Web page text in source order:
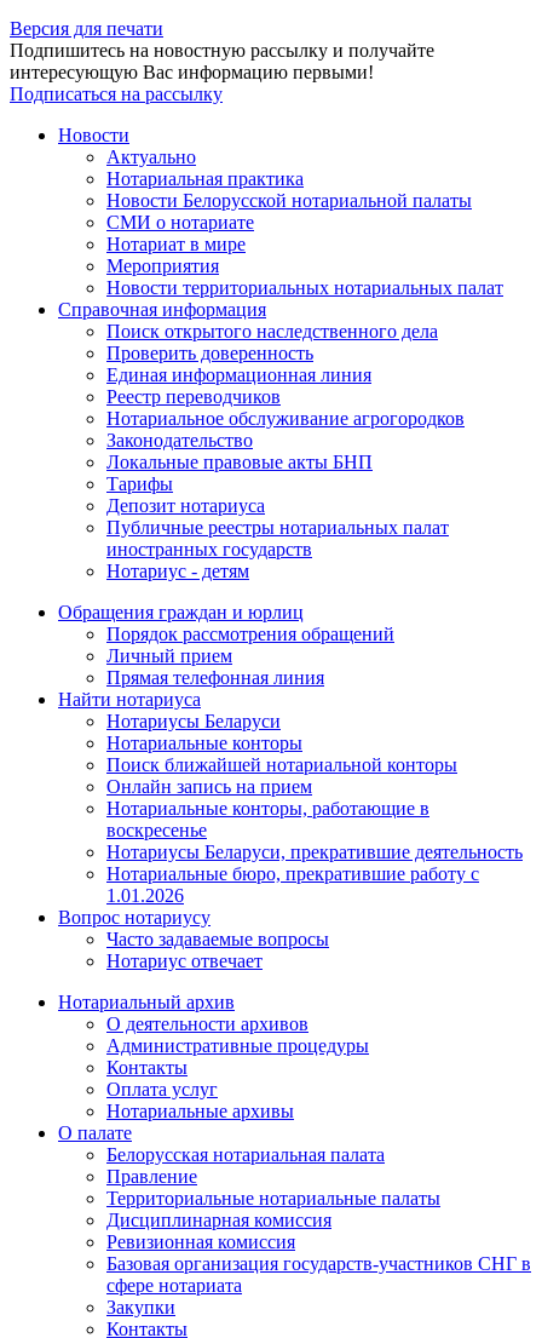
Версия для печати
Подпишитесь на новостную рассылку и получайте
интересующую Вас информацию первыми!
Подписаться на рассылку
Новости
Актуально
Нотариальная практика
Новости Белорусской нотариальной палаты
СМИ о нотариате
Нотариат в мире
Мероприятия
Новости территориальных нотариальных палат
Справочная информация
Поиск открытого наследственного дела
Проверить доверенность
Единая информационная линия
Реестр переводчиков
Нотариальное обслуживание агрогородков
Законодательство
Локальные правовые акты БНП
Тарифы
Депозит нотариуса
Публичные реестры нотариальных палат
иностранных государств
Нотариус - детям
Обращения граждан и юрлиц
Порядок рассмотрения обращений
Личный прием
Прямая телефонная линия
Найти нотариуса
Нотариусы Беларуси
Нотариальные конторы
Поиск ближайшей нотариальной конторы
Онлайн запись на прием
Нотариальные конторы, работающие в
воскресенье
Нотариусы Беларуси, прекратившие деятельность
Нотариальные бюро, прекратившие работу с
1.01.2026
Вопрос нотариусу
Часто задаваемые вопросы
Нотариус отвечает
Нотариальный архив
О деятельности архивов
Административные процедуры
Контакты
Оплата услуг
Нотариальные архивы
О палате
Белорусская нотариальная палата
Правление
Территориальные нотариальные палаты
Дисциплинарная комиссия
Ревизионная комиссия
Базовая организация государств-участников СНГ в
сфере нотариата
Закупки
Контакты